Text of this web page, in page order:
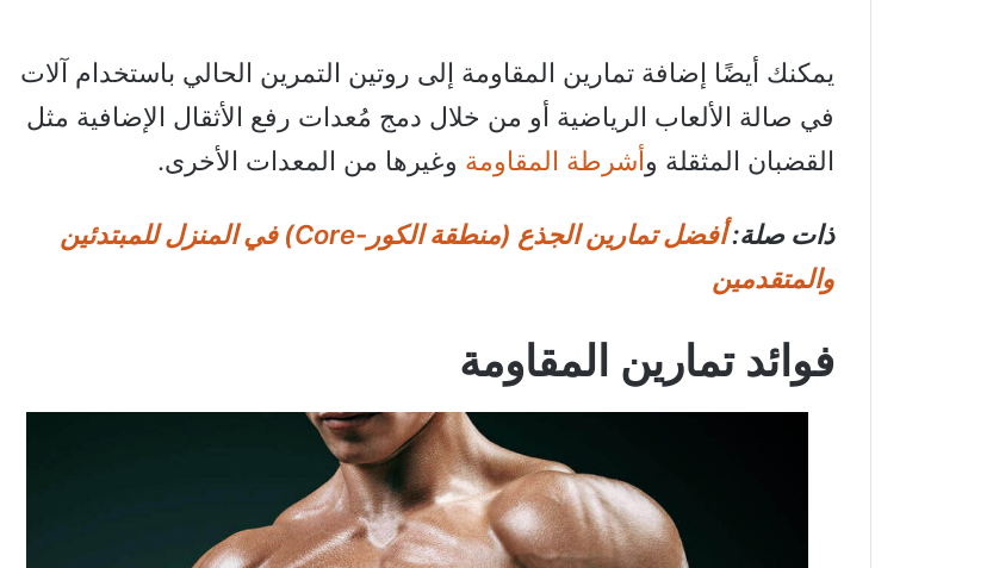
يمكنك أيضًا إضافة تمارين المقاومة إلى روتين التمرين الحالي باستخدام آلات
في صالة الألعاب الرياضية أو من خلال دمج مُعدات رفع الأثقال الإضافية مثل
القضبان المثقلة وأشرطة المقاومة وغيرها من المعدات الأخرى.
ذات صلة:
أفضل تمارين الجذع (منطقة الكور-Core) في المنزل للمبتدئين
والمتقدمين
فوائد تمارين المقاومة